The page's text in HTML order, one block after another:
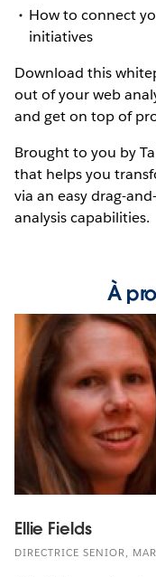
How to connect
initiatives
Download this
out of your web
and get on top of
Brought to you by
that helps you
via an easy drag-
analysis capabilities.
À
Ellie Fields
DIRECTRICE SENIOR,